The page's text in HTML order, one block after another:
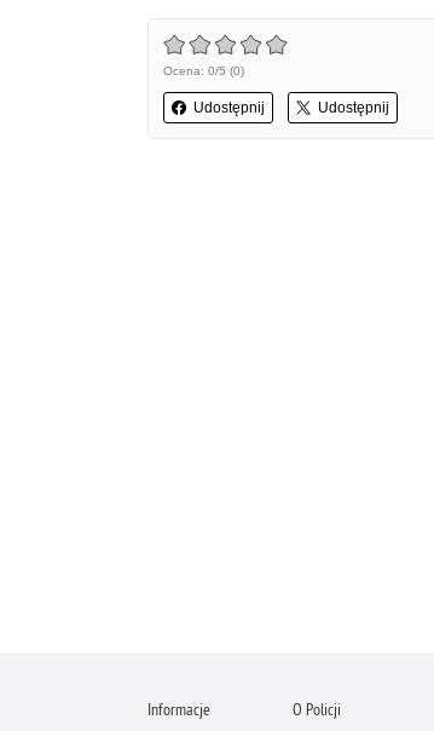
Ocena: 0/5 (0)
Udostępnij Udostępnij
Informacje O Policji